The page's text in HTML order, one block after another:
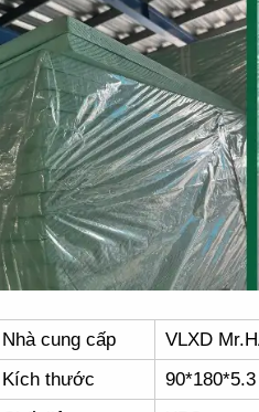
Nhà cung cấp
VLXD
Kích thước